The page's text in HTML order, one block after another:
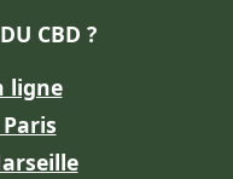
CBD ?
ligne